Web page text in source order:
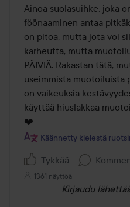
/
5
Ainoa suolasuihke, joka
föönaaminen antaa
on pitoa, mutta jota voi
karheutta, mutta
PÄIVIÄ. Rakastan tätä,
useimmista muotoiluista
on vaikeuksia
käyttää hiuslakkaa
❤️
Käännetty kielestä
Tykkää
1361 näyttöä
Kirjaudu